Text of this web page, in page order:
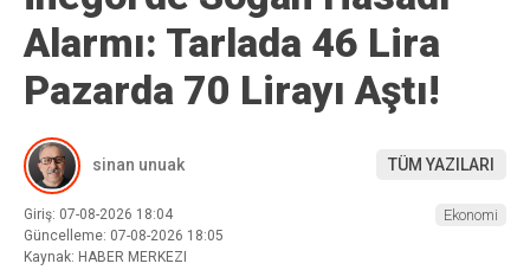
Alarmı: Tarlada 46 Lira
Pazarda 70 Lirayı Aştı!
sinan unuak TÜM YAZILARI
Giriş: 07-08-2026 18:04
Güncelleme: 07-08-2026 18:05
Kaynak: HABER MERKEZI
Ekonomi